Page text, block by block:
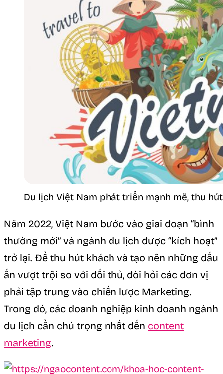
Du lịch Việt Nam phát triển mạnh mẽ, thu
Năm 2022, Việt Nam bước vào giai đoạn “bình
thường mới” và ngành du lịch được “kích hoạt”
trở lại. Để thu hút khách và tạo nên những dấu
ấn vượt trội so với đối thủ, đòi hỏi các đơn vị
phải tập trung vào chiến lược Marketing.
Trong đó, các doanh nghiệp kinh doanh ngành
du lịch cần chú trọng nhất đến content
marketing.